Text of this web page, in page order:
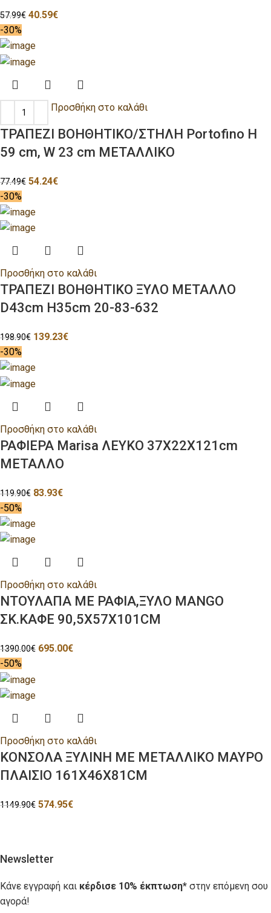
57.99€ 40.59€
-30%
Προσθήκη στο καλάθι
ΤΡΑΠΕΖΙ ΒΟΗΘΗΤΙΚΟ/ΣΤΗΛΗ Portofino H
59 cm, W 23 cm ΜΕΤΑΛΛΙΚΟ
77.49€ 54.24€
-30%
Προσθήκη στο καλάθι
ΤΡΑΠΕΖΙ ΒΟΗΘΗΤΙΚΟ ΞΥΛΟ ΜΕΤΑΛΛΟ
D43cm H35cm 20-83-632
198.90€ 139.23€
-30%
Προσθήκη στο καλάθι
ΡΑΦΙΕΡΑ Marisa ΛΕΥΚΟ 37Χ22Χ121cm
ΜΕΤΑΛΛΟ
119.90€ 83.93€
-50%
Προσθήκη στο καλάθι
ΝΤΟΥΛΑΠΑ ΜΕ ΡΑΦΙΑ,ΞΥΛΟ MANGO
ΣΚ.ΚΑΦΕ 90,5Χ57Χ101CM
1390.00€ 695.00€
-50%
Προσθήκη στο καλάθι
ΚΟΝΣΟΛΑ ΞΥΛΙΝΗ ΜΕ ΜΕΤΑΛΛΙΚΟ ΜΑΥΡΟ
ΠΛΑΙΣΙΟ 161Χ46Χ81CM
1149.90€ 574.95€
Newsletter
Κάνε εγγραφή και κέρδισε 10% έκπτωση* στην επόμενη σου
αγορά!